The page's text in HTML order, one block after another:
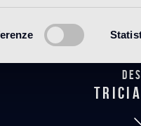
tricia